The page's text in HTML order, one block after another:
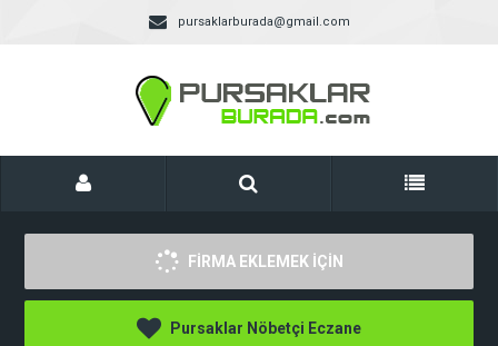
pursaklarburada@gmail.com
FİRMA EKLEMEK İÇİN
Pursaklar Nöbetçi Eczane